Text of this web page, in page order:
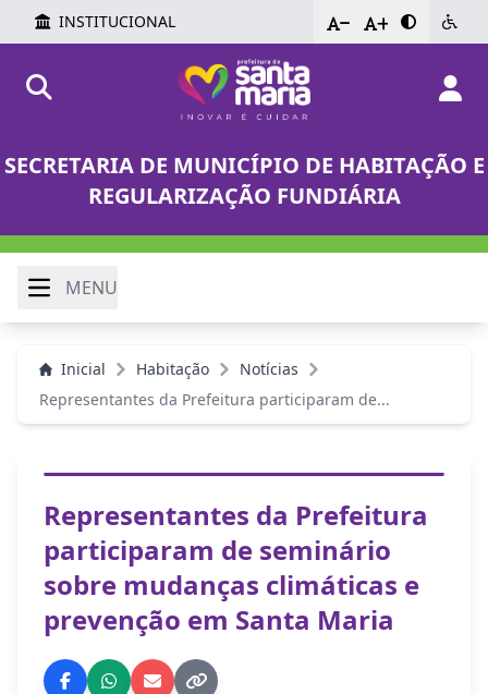
INSTITUCIONAL - +
SECRETARIA DE MUNICÍPIO DE HABITAÇÃO E
REGULARIZAÇÃO FUNDIÁRIA
MENU
Inicial Habitação
Notícias
Representantes da Prefeitura participaram de...
Representantes da Prefeitura
participaram de seminário
sobre mudanças climáticas e
prevenção em Santa Maria